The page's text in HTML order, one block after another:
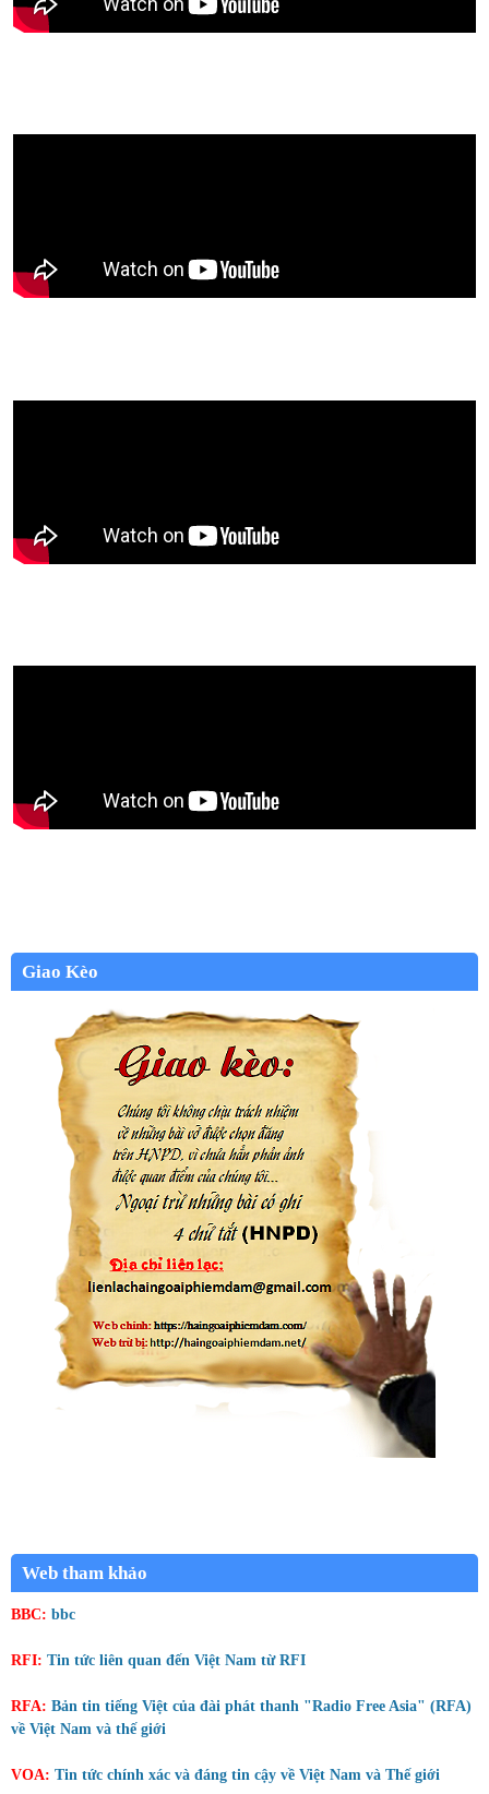
Giao Kèo
Web tham khảo
BBC: bbc
RFI: Tin tức liên quan đến Việt Nam từ RFI
RFA: Bản tin tiếng Việt của đài phát thanh "Radio Free Asia" (RFA)
về Việt Nam và thế giới
VOA: Tin tức chính xác và đáng tin cậy về Việt Nam và Thế giới